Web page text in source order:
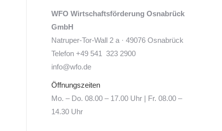
WFO Wirtschaftsförderung Osnabrück
GmbH
Natruper-Tor-Wall 2 a · 49076 Osnabrück
Telefon +49 541 323 2900
info@wfo.de
Öffnungszeiten
Mo. – Do. 08.00 – 17.00 Uhr | Fr. 08.00 –
14.30 Uhr